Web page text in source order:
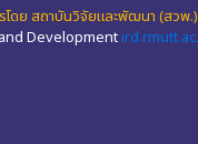
โดย สถาบันวิจัยและพัฒนา (สวพ.)
Development